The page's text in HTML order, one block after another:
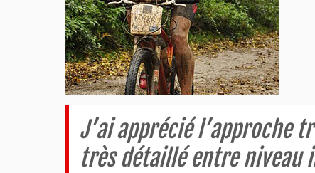
J’ai apprécié l’approche
très détaillé entre niveau